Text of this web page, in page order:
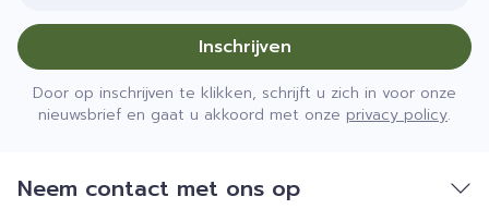
Inschrijven
Door op inschrijven te klikken, schrijft u zich in voor onze
nieuwsbrief en gaat u akkoord met onze privacy policy.
Neem contact met ons op